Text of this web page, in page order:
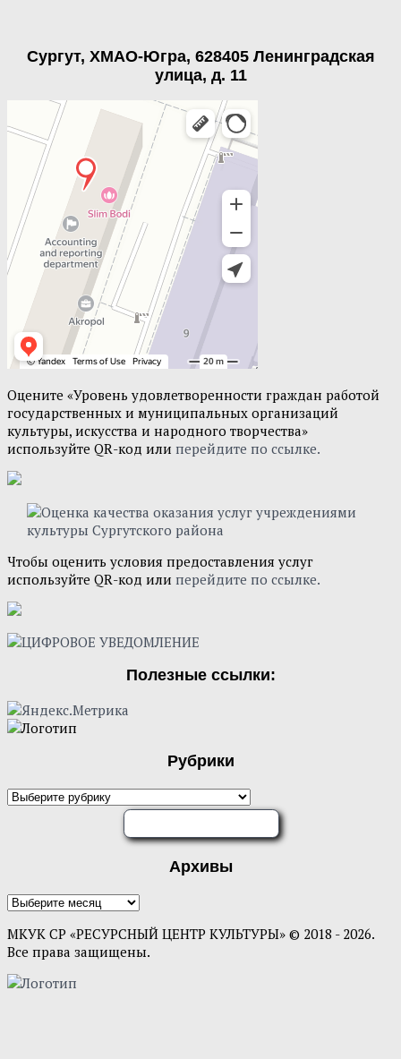
Сургут, ХМАО-Югра, 628405 Ленинградская
улица, д. 11
Оцените «Уровень удовлетворенности граждан работой
государственных и муниципальных организаций
культуры, искусства и народного творчества»
используйте QR-код или перейдите по ссылке.
Чтобы оценить условия предоставления услуг
используйте QR-код или перейдите по ссылке.
Полезные ссылки:
Рубрики
Рубрики
Архивы
Архивы
МКУК СР «РЕСУРСНЫЙ ЦЕНТР КУЛЬТУРЫ» © 2018 - 2026.
Все права защищены.